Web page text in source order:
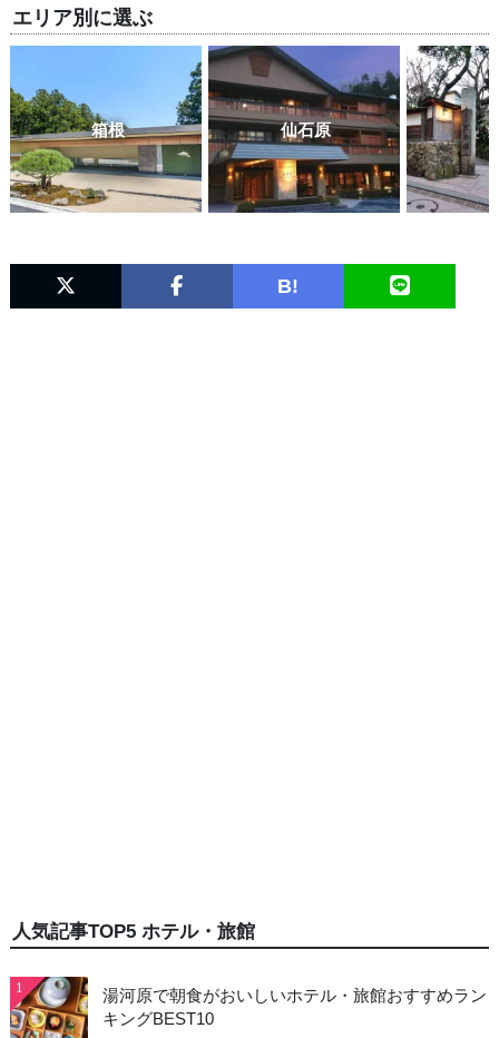
エリア別に選ぶ
箱根 仙石原
B!
人気記事TOP5 ホテル・旅館
1
湯河原で朝食がおいしいホテル・旅館おすすめラン
キングBEST10